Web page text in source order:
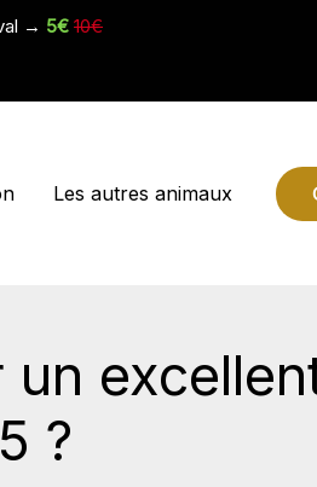
Les autres animaux
?
→ 5€ 10€